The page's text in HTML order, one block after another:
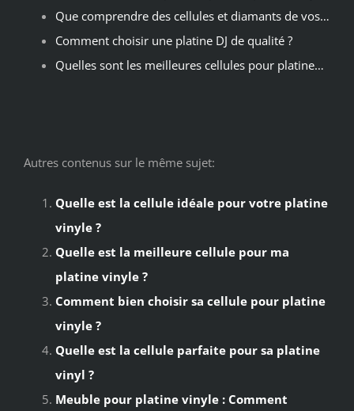
Que comprendre des cellules et diamants de vos…
Comment choisir une platine DJ de qualité ?
Quelles sont les meilleures cellules pour platine…
Autres contenus sur le même sujet:
Quelle est la cellule idéale pour votre platine
vinyle ?
Quelle est la meilleure cellule pour ma
platine vinyle ?
Comment bien choisir sa cellule pour platine
vinyle ?
Quelle est la cellule parfaite pour sa platine
vinyl ?
Meuble pour platine vinyle : Comment